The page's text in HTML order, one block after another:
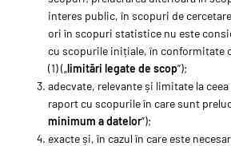
interes public, în scopuri de
ori în scopuri statistice nu este
cu scopurile inițiale, în conformitate
(1) („limitări legate de scop”);
adecvate, relevante și limitate la ceea
raport cu scopurile în care sunt
minimum a datelor”);
exacte și, în cazul în care este